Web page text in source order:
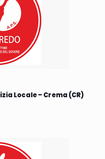
Locale – Crema (CR)